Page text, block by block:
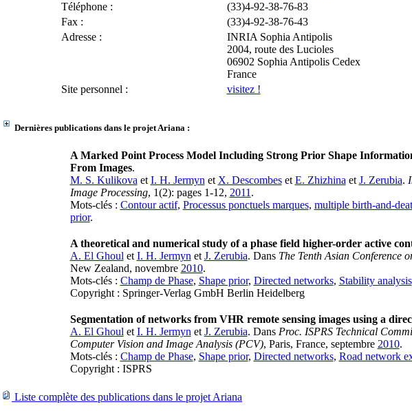
Téléphone :
(33)4-92-38-76-83
Fax :
(33)4-92-38-76-43
Adresse :
INRIA Sophia Antipolis
2004, route des Lucioles
06902 Sophia Antipolis Cedex
France
Site personnel :
visitez !
Dernières publications dans le projet Ariana :
A Marked Point Process Model Including Strong Prior Shape
From Images.
M. S. Kulikova et I. H. Jermyn et X. Descombeset E. Zhizhina et J. Zerubia.
Image Processing, 1(2): pages 1-12, 2011 .
Mots-clés : Contour actif, Processus ponctuels marques, multiple birth-and-
prior.
A theoretical and numerical study of a phase field higher-order active
A. El Ghoul et I. H. Jermyn et J. Zerubia. Dans The Tenth Asian Conference
New Zealand, novembre 2010.
Mots-clés : Champ de Phase, Shape prior, Directed networks, Stability analysis
Copyright : Springer-Verlag GmbH Berlin Heidelberg
Segmentation of networks from VHR remote sensing images using a
A. El Ghoul et I. H. Jermyn et J. Zerubia. Dans Proc. ISPRS Technical
Computer Vision and Image Analysis (PCV), Paris, France, septembre 2010.
Mots-clés : Champ de Phase, Shape prior, Directed networks, Road network
Copyright : ISPRS
Liste complète des publications dans le projet Ariana